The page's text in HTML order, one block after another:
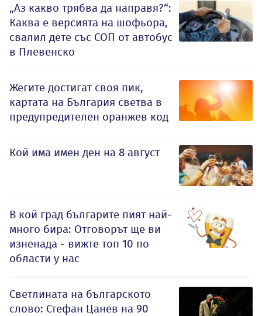
„Аз какво трябва да направя?“:
Каква е версията на шофьора,
свалил дете със СОП от автобус
в Плевенско
Жегите достигат своя пик,
картата на България светва в
предупредителен оранжев код
Кой има имен ден на 8 август
В кой град българите пият най-
много бира: Отговорът ще ви
изненада - вижте топ 10 по
области у нас
Светлината на българското
слово: Стефан Цанев на 90